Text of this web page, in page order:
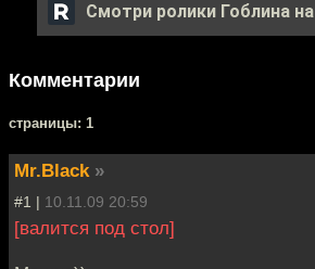
Смотри ролики Гоблина на
Комментарии
cтраницы: 1
Mr.Black »
#1 | 10.11.09 20:59
[валится под стол]